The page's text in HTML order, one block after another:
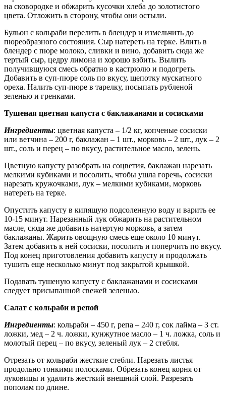
на сковородке и обжарить кусочки хлеба до золотистого
цвета. Отложить в сторону, чтобы они остыли.
Бульон с кольраби перелить в блендер и измельчить до
пюреобразного состояния. Сыр натереть на терке. Влить в
блендер с пюре молоко, сливки и вино, добавить сюда же
тертый сыр, цедру лимона и хорошо взбить. Вылить
получившуюся смесь обратно в кастрюлю и подогреть.
Добавить в суп-пюре соль по вкусу, щепотку мускатного
ореха. Налить суп-пюре в тарелку, посыпать рубленой
зеленью и гренками.
Тушеная цветная капуста с баклажанами и сосисками
Ингредиенты: цветная капуста – 1/2 кг, копченые сосиски
или ветчина – 200 г, баклажан – 1 шт., морковь – 2 шт., лук – 2
шт., соль и перец – по вкусу, растительное масло, зелень.
Цветную капусту разобрать на соцветия, баклажан нарезать
мелкими кубиками и посолить, чтобы ушла горечь, сосиски
нарезать кружочками, лук – мелкими кубиками, морковь
натереть на терке.
Опустить капусту в кипящую подсоленную воду и варить ее
10-15 минут. Нарезанный лук обжарить на растительном
масле, сюда же добавить натертую морковь, а затем
баклажаны. Жарить овощную смесь еще около 10 минут.
Затем добавить к ней сосиски, посолить и поперчить по вкусу.
Под конец приготовления добавить капусту и продолжать
тушить еще несколько минут под закрытой крышкой.
Подавать тушеную капусту с баклажанами и сосисками
следует присыпанной свежей зеленью.
Салат с кольраби и репой
Ингредиенты: кольраби – 450 г, репа – 240 г, сок лайма – 3 ст.
ложки, мед – 2 ч. ложки, кунжутное масло – 1 ч. ложка, соль и
молотый перец – по вкусу, зеленый лук – 2 стебля.
Отрезать от кольраби жесткие стебли. Нарезать листья
продольно тонкими полосками. Обрезать конец корня от
луковицы и удалить жесткий внешний слой. Разрезать
пополам по длине.